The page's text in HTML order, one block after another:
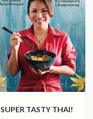
SUPER TASTY THAI!